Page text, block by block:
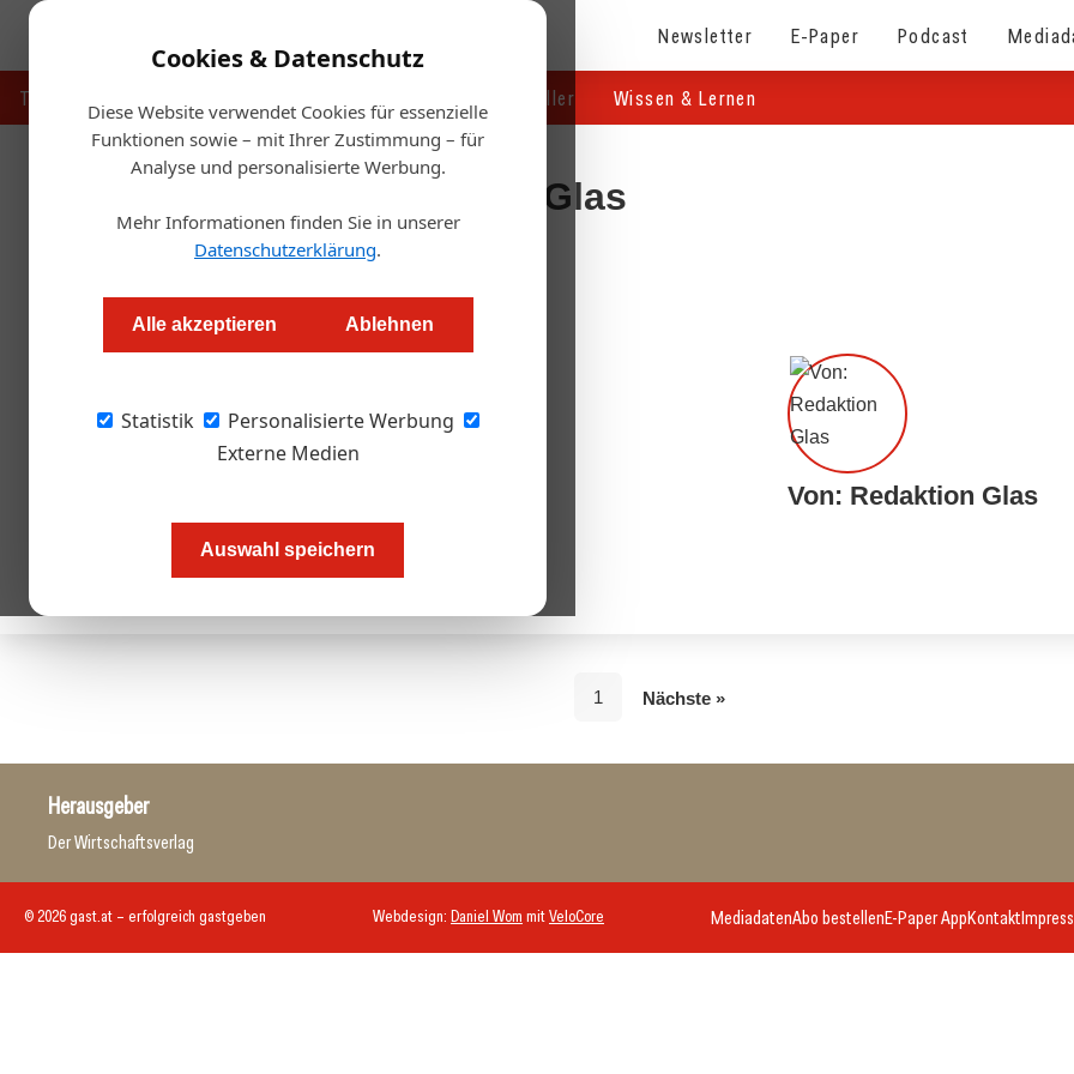
Cookies & Datenschutz
Diese Website verwendet Cookies für essenzielle
Funktionen sowie – mit Ihrer Zustimmung – für
Analyse und personalisierte Werbung.
Mehr Informationen finden Sie in unserer
Datenschutzerklärung.
Alle akzeptieren Ablehnen
Statistik
Personalisierte Werbung
Externe Medien
Auswahl speichern
Newsletter E-Paper Podcast
Touristik Handel & Hersteller Wissen & Lernen
Artikel von Von: Redaktion Glas
Von: Redaktion Glas
1 Nächste »
Herausgeber
Der Wirtschaftsverlag
© 2026 gast.at – erfolgreich gastgeben Webdesign: Daniel Wom mitVeloCore MediadatenAbo bestellenE-Paper AppKontakt